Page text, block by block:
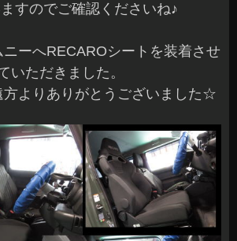
すのでご確認くださいね♪
ーへRECAROシートを装着させ
いただきました。
方よりありがとうございました☆